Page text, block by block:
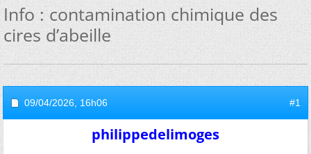
Info : contamination chimique des
cires d’abeille
09/04/2026, 16h06 #1
philippedelimoges